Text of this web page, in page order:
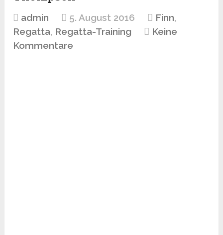
admin 5. August 2016 Finn,
Regatta, Regatta-Training
Keine
Kommentare